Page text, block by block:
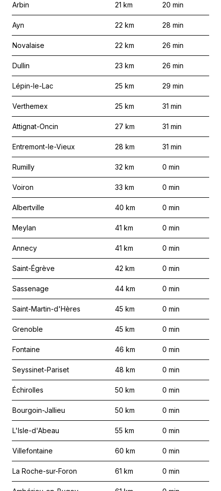
Arbin 21 km 20 min
Ayn 22 km 28 min
Novalaise 22 km 26 min
Dullin 23 km 26 min
Lépin-le-Lac 25 km 29 min
Verthemex 25 km 31 min
Attignat-Oncin 27 km 31 min
Entremont-le-Vieux 28 km 31 min
Rumilly 32 km 0 min
Voiron 33 km 0 min
Albertville 40 km 0 min
Meylan 41 km 0 min
Annecy 41 km 0 min
Saint-Égrève 42 km 0 min
Sassenage 44 km 0 min
Saint-Martin-d'Hères 45 km 0 min
Grenoble 45 km 0 min
Fontaine 46 km 0 min
Seyssinet-Pariset 48 km 0 min
Échirolles 50 km 0 min
Bourgoin-Jallieu 50 km 0 min
L'Isle-d'Abeau 55 km 0 min
Villefontaine 60 km 0 min
La Roche-sur-Foron 61 km 0 min